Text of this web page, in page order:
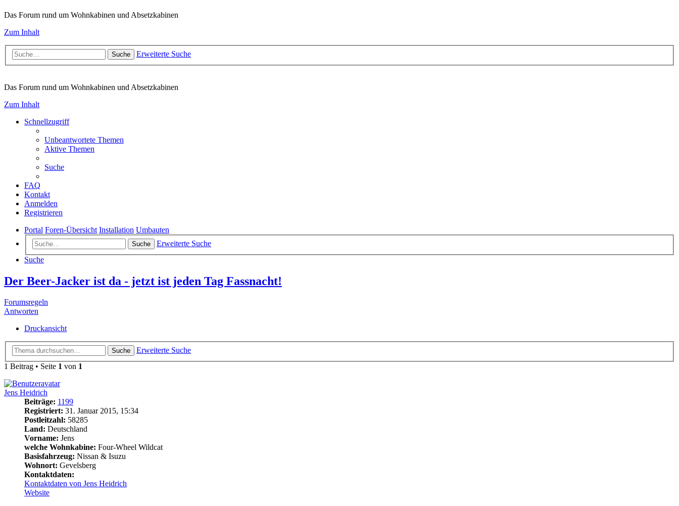
Das Forum rund um Wohnkabinen und Absetzkabinen
Zum Inhalt
Suche Erweiterte Suche
Das Forum rund um Wohnkabinen und Absetzkabinen
Zum Inhalt
Schnellzugriff
Unbeantwortete Themen
Aktive Themen
Suche
FAQ
Kontakt
Anmelden
Registrieren
Portal Foren-Übersicht Installation Umbauten
Suche
Erweiterte Suche
Suche
Der Beer-Jacker ist da - jetzt ist jeden Tag Fassnacht!
Forumsregeln
Antworten
Druckansicht
Suche
Erweiterte Suche
1 Beitrag • Seite 1 von 1
Jens Heidrich
Beiträge: 1199
Registriert: 31. Januar 2015, 15:34
Postleitzahl: 58285
Land: Deutschland
Vorname: Jens
welche Wohnkabine: Four-Wheel Wildcat
Basisfahrzeug: Nissan & Isuzu
Wohnort: Gevelsberg
Kontaktdaten:
Kontaktdaten von Jens Heidrich
Website